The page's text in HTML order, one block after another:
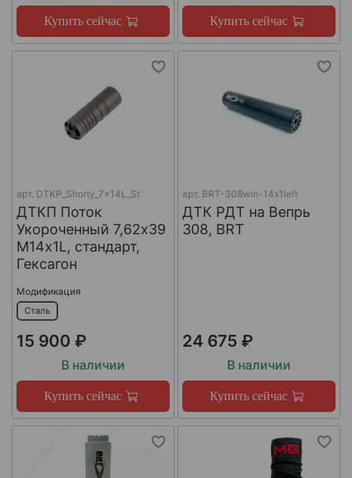
Купить сейчас Купить сейчас
арт. DTKP_Shorty_7x14L_St
ДТКП Поток
Укороченный 7,62х39
М14х1L, стандарт,
Гексагон
Модификация
Сталь
15 900 ₽
В наличии
Купить сейчас
арт. BRT-308win-14х1left
ДТК РДТ на Вепрь
308, BRT
24 675 ₽
В наличии
Купить сейчас